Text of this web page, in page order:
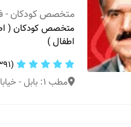
متخصص کودکان -
متخصص کودکان (
اطفال )
(391)
مطب 1: بابل - خیابان مدرس، چهارراه فرهنگ، ساختمان نارنج